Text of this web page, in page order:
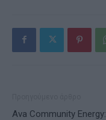
Ava Community Energy: